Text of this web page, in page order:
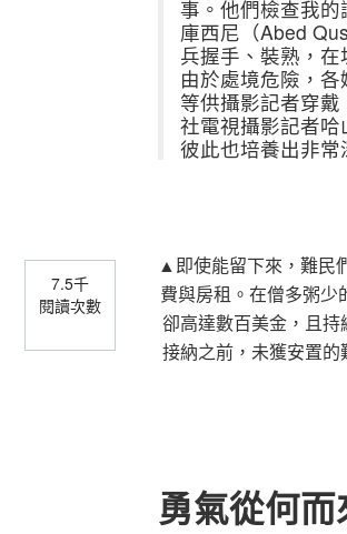
7.5千
閱讀次數
事。他們檢查我的
庫西尼（Abed
兵握手、裝熟，在
由於處境危險，
等供攝影記者穿
社電視攝影記者
彼此也培養出非常
▲即使能留下來，難民
費與房租。在僧多粥少
卻高達數百美金，且
接納之前，未獲安置
勇氣從何而